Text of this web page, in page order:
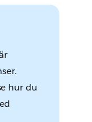
hur du